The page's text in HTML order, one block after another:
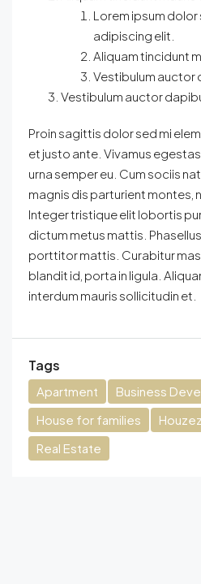
Lorem ipsum
adipiscing elit.
Aliquam tincidunt
Vestibulum auctor
Vestibulum auctor
Proin sagittis dolor sed mi
et justo ante. Vivamus
urna semper eu. Cum sociis
magnis dis parturient montes,
Integer tristique elit lobortis
dictum metus mattis.
porttitor mattis. Curabitur
blandit id, porta in ligula.
interdum mauris sollicitudin et.
Tags
Apartment
Business
House for families
Houzez
Real Estate